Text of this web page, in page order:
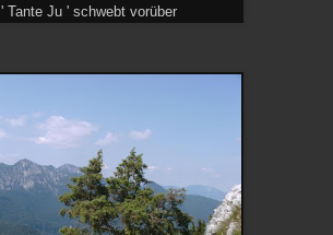
' Tante Ju ' schwebt vorüber